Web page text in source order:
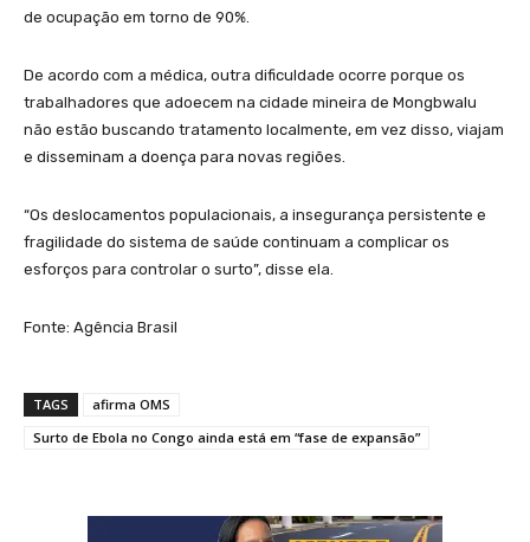
de ocupação em torno de 90%.
De acordo com a médica, outra dificuldade ocorre porque os
trabalhadores que adoecem na cidade mineira de Mongbwalu
não estão buscando tratamento localmente, em vez disso, viajam
e disseminam a doença para novas regiões.
“Os deslocamentos populacionais, a insegurança persistente e
fragilidade do sistema de saúde continuam a complicar os
esforços para controlar o surto”, disse ela.
Fonte: Agência Brasil
TAGS
afirma OMS
Surto de Ebola no Congo ainda está em “fase de expansão”